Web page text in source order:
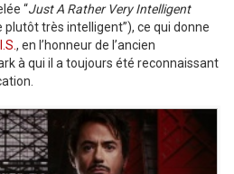
“Just A Rather Very Intelligent
plutôt très intelligent”), ce qui donne
, en l’honneur de l’ancien
à qui il a toujours été reconnaissant